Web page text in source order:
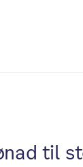
til